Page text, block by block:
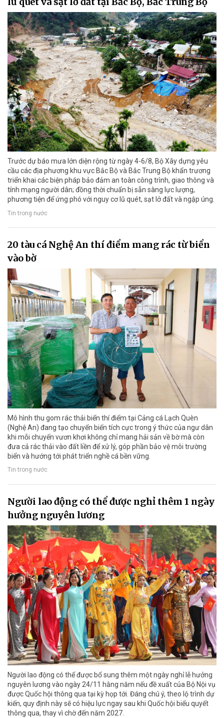
Trước dự báo mưa lớn diện rộng từ ngày 4-6/8, Bộ Xây dựng yêu
cầu các địa phương khu vực Bắc Bộ và Bắc Trung Bộ khẩn trương
triển khai các biện pháp bảo đảm an toàn công trình, giao thông và
tính mạng người dân; đồng thời chuẩn bị sẵn sàng lực lượng,
phương tiện để ứng phó với nguy cơ lũ quét, sạt lở đất và ngập úng.
Tin trong nước
20 tàu cá Nghệ An thí điểm mang rác từ biển
vào bờ
Mô hình thu gom rác thải biển thí điểm tại Cảng cá Lạch Quèn
(Nghệ An) đang tạo chuyển biến tích cực trong ý thức của ngư dân
khi mỗi chuyến vươn khơi không chỉ mang hải sản về bờ mà còn
đưa cả rác thải vào đất liền để xử lý, góp phần bảo vệ môi trường
biển và hướng tới phát triển nghề cá bền vững.
Tin trong nước
Người lao động có thể được nghỉ thêm 1 ngày
hưởng nguyên lương
Người lao động có thể được bổ sung thêm một ngày nghỉ lễ hưởng
nguyên lương vào ngày 24/11 hằng năm nếu đề xuất của Bộ Nội vụ
được Quốc hội thông qua tại kỳ họp tới. Đáng chú ý, theo lộ trình dự
kiến, quy định này sẽ có hiệu lực ngay sau khi Quốc hội biểu quyết
thông qua, thay vì chờ đến năm 2027.